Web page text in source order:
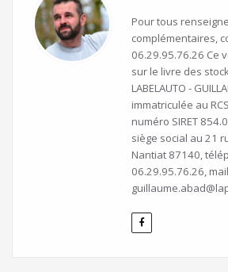
Pour tous
complémentaires,
06.29.95.76.26 Ce
sur le livre des
LABELAUTO -
immatriculée au
numéro SIRET
siège social au 21
Nantiat 87140,
06.29.95.76.26,